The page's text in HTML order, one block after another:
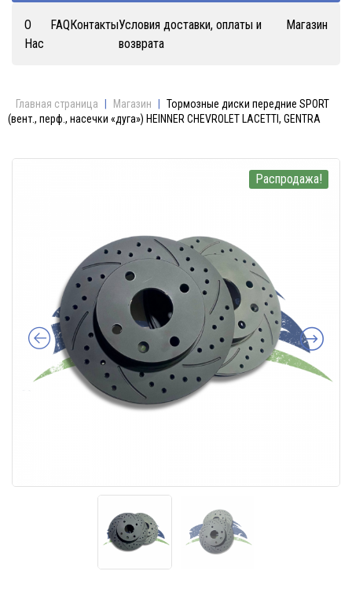
О
Нас
FAQКонтактыУсловия доставки, оплаты и
возврата
Магазин
Главная страница Магазин
Тормозные диски передние SPORT
(вент., перф., насечки «дуга») HEINNER CHEVROLET LACETTI, GENTRA
Распродажа!